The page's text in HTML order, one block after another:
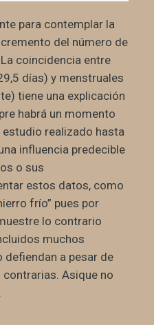
para contemplar la
del número de
coincidencia entre
días) y menstruales
tiene una explicación
habrá un momento
estudio realizado hasta
influencia predecible
o sus
estos datos, como
frío” pues por
lo contrario
muchos
a pesar de
Asique no